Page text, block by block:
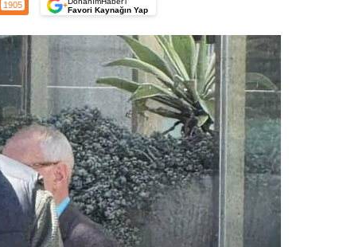
1905 +
Favori Kaynağın Yap